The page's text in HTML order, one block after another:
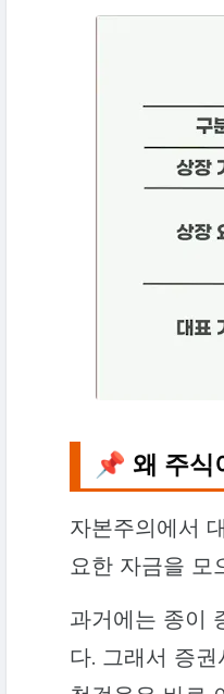
📌 왜 주식
자본주의에서
요한 자금을 모
과거에는 종이
다. 그래서 증